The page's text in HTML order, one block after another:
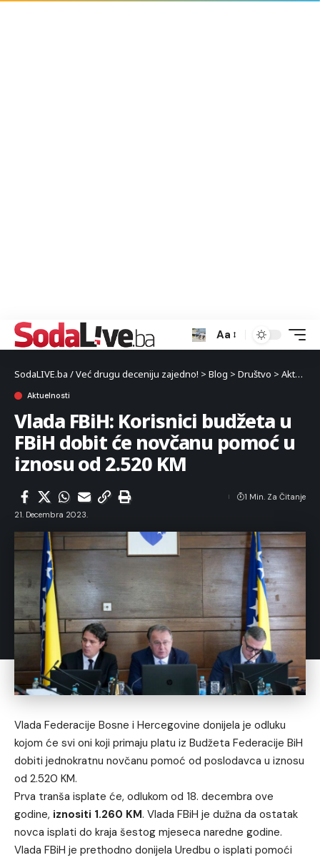
Aa
SodaLIVE.ba / Već drugu deceniju zajedno! > Blog > Društvo > Aktuelnosti
Aktuelnosti
Vlada FBiH: Korisnici budžeta u
FBiH dobit će novčanu pomoć u
iznosu od 2.520 KM
21. Decembra 2023.
1 Min. Za Čitanje
Vlada Federacije Bosne i Hercegovine donijela je odluku
kojom će svi oni koji primaju platu iz Budžeta Federacije BiH
dobiti jednokratnu novčanu pomoć od poslodavca u iznosu
od 2.520 KM.
Prva tranša isplate će, odlukom od 18. decembra ove
godine, iznositi 1.260 KM. Vlada FBiH je dužna da ostatak
novca isplati do kraja šestog mjeseca naredne godine.
Vlada FBiH je prethodno donijela Uredbu o isplati pomoći